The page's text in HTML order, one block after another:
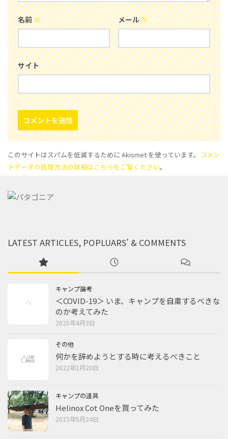
名前※ メール※
サイト
このサイトはスパムを低減するために Akismet を使っています。 コメン
トデータの処理方法の詳細はこちらをご覧ください。
LATEST ARTICLES, POPLUARS’ & COMMENTS
キャンプ論考
＜COVID-19＞ いま、キャンプを自粛するべきな
のか考えてみた
2020年4月3日
その他
何かを辞めようとする時に考えるべきこと
2022年1月20日
キャンプの道具
Helinox Cot Oneを買ってみた
2015年5月24日